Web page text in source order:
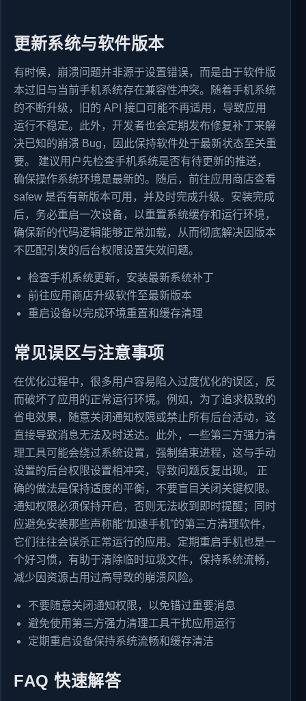
更新系统与软件版本
有时候，崩溃问题并非源于设置错误，而是由于软件版
本过旧与当前手机系统存在兼容性冲突。随着手机系统
的不断升级，旧的 API 接口可能不再适用，导致应用
运行不稳定。此外，开发者也会定期发布修复补丁来解
决已知的崩溃 Bug，因此保持软件处于最新状态至关重
要。 建议用户先检查手机系统是否有待更新的推送，
确保操作系统环境是最新的。随后，前往应用商店查看
safew 是否有新版本可用，并及时完成升级。安装完成
后，务必重启一次设备，以重置系统缓存和运行环境，
确保新的代码逻辑能够正常加载，从而彻底解决因版本
不匹配引发的后台权限设置失效问题。
检查手机系统更新，安装最新系统补丁
前往应用商店升级软件至最新版本
重启设备以完成环境重置和缓存清理
常见误区与注意事项
在优化过程中，很多用户容易陷入过度优化的误区，反
而破坏了应用的正常运行环境。例如，为了追求极致的
省电效果，随意关闭通知权限或禁止所有后台活动，这
直接导致消息无法及时送达。此外，一些第三方强力清
理工具可能会绕过系统设置，强制结束进程，这与手动
设置的后台权限设置相冲突，导致问题反复出现。 正
确的做法是保持适度的平衡，不要盲目关闭关键权限。
通知权限必须保持开启，否则无法收到即时提醒；同时
应避免安装那些声称能“加速手机”的第三方清理软件，
它们往往会误杀正常运行的应用。定期重启手机也是一
个好习惯，有助于清除临时垃圾文件，保持系统流畅，
减少因资源占用过高导致的崩溃风险。
不要随意关闭通知权限，以免错过重要消息
避免使用第三方强力清理工具干扰应用运行
定期重启设备保持系统流畅和缓存清洁
FAQ 快速解答